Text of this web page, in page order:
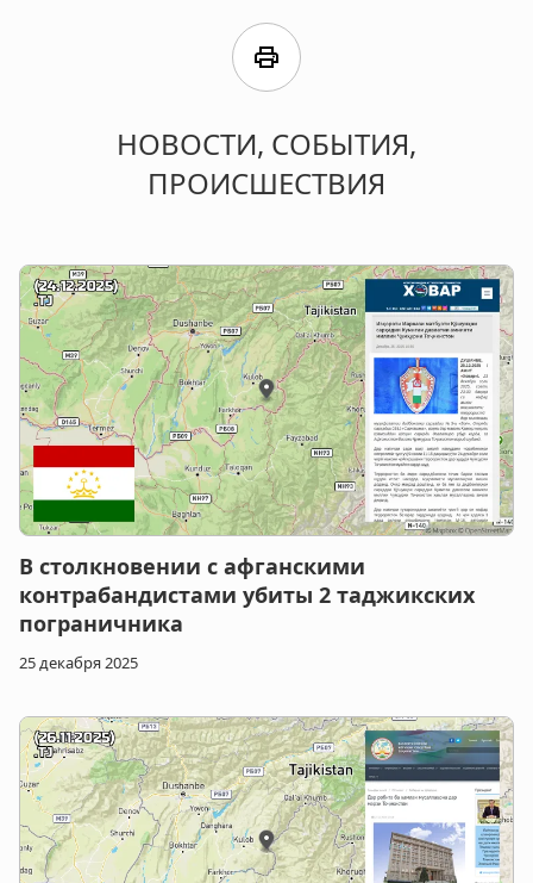
print
НОВОСТИ, СОБЫТИЯ,
ПРОИСШЕСТВИЯ
В столкновении с афганскими
контрабандистами убиты 2 таджикских
пограничника
25 декабря 2025